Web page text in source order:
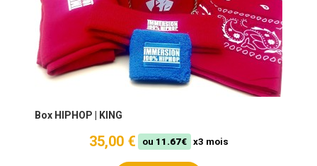
Box HIPHOP | KING
35,00 € ou 11.67€ x3 mois